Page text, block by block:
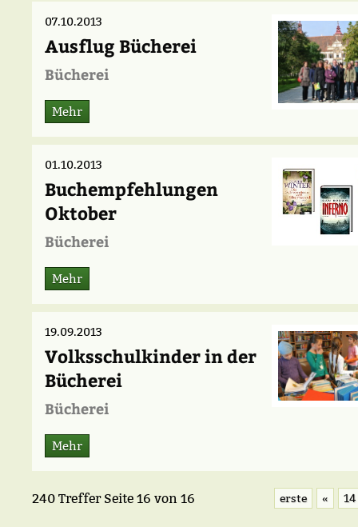
07.10.2013
Ausflug Bücherei
Bücherei
Mehr
01.10.2013
Buchempfehlungen
Oktober
Bücherei
Mehr
19.09.2013
Volksschulkinder in der
Bücherei
Bücherei
Mehr
240 Treffer Seite 16 von 16 erste « 14